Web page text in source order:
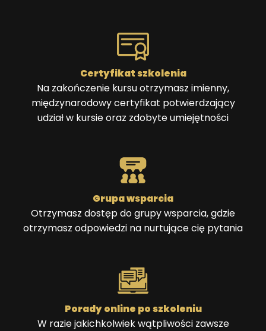
Certyfikat szkolenia
Na zakończenie kursu otrzymasz imienny,
międzynarodowy certyfikat potwierdzający
udział w kursie oraz zdobyte umiejętności
Grupa wsparcia
Otrzymasz dostęp do grupy wsparcia, gdzie
otrzymasz odpowiedzi na nurtujące cię pytania
Porady online po szkoleniu
W razie jakichkolwiek wątpliwości zawsze